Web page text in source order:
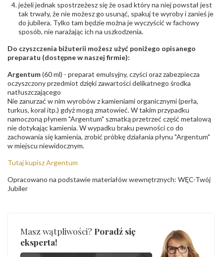
jeżeli jednak spostrzeżesz się że osad który na niej powstał jest
tak trwały, że nie możesz go usunąć, spakuj te wyroby i zanieś je
do jubilera. Tylko tam będzie można je wyczyścić w fachowy
sposób, nie narażając ich na uszkodzenia.
Do czyszczenia biżuterii możesz użyć poniżego opisanego
preparatu (dostępne w naszej firmie):
Argentum(60 ml) - preparat emulsyjny, czyści oraz zabezpiecza
oczyszczony przedmiot dzięki zawartości delikatnego środka
natłuszczającego
Nie zanurzać w nim wyrobów z kamieniami organicznymi (perła,
turkus, koral itp.) gdyż mogą zmatowieć. W takim przypadku
namoczoną płynem "Argentum" szmatką przetrzeć część metalową
nie dotykając kamienia. W wypadku braku pewności co do
zachowania się kamienia, zrobić próbkę działania płynu "Argentum"
w miejscu niewidocznym.
Tutaj kupisz Argentum
Opracowano na podstawie materiałów wewnętrznych: WĘC-Twój
Jubiler
Masz wątpliwości? Poradź się
eksperta!